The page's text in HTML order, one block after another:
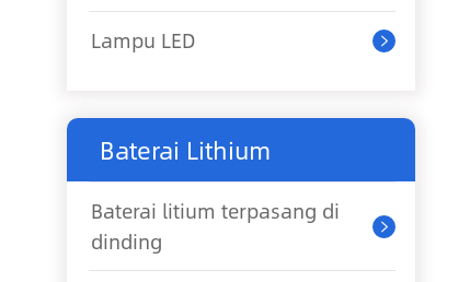
Lampu LED 
Baterai Lithium
Baterai litium terpasang di
dinding
